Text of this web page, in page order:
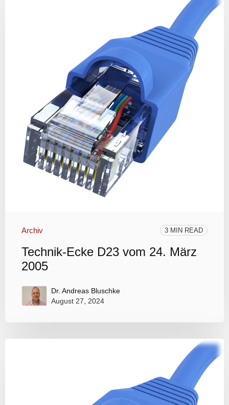
Archiv 3 MIN READ
Technik-Ecke D23 vom 24. März
2005
Dr. Andreas Bluschke
August 27, 2024